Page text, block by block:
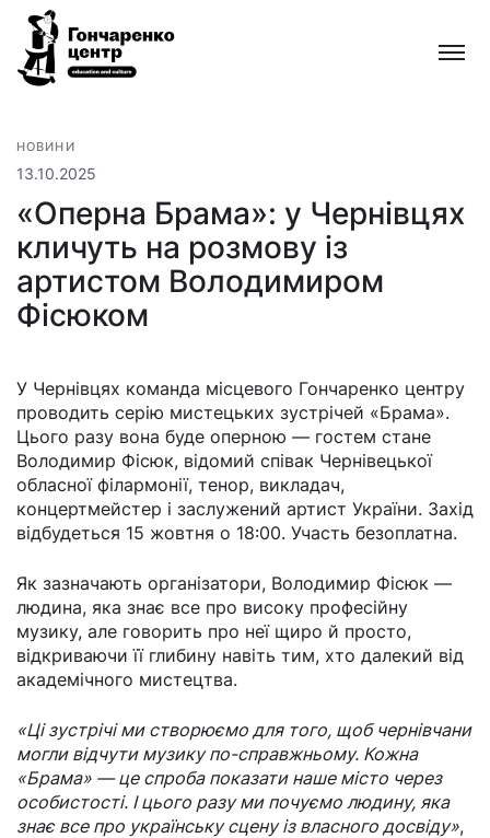
Гончаренко
центр
безкоштовних
відкритих
освітньо-
культурних
просторів
НОВИНИ
13.10.2025
«Оперна Брама»: у Чернівцях
кличуть на розмову із
артистом Володимиром
Фісюком
У Чернівцях команда місцевого Гончаренко центру
проводить серію мистецьких зустрічей «Брама».
Цього разу вона буде оперною — гостем стане
Володимир Фісюк, відомий співак Чернівецької
обласної філармонії, тенор, викладач,
концертмейстер і заслужений артист України. Захід
відбудеться 15 жовтня о 18:00. Участь безоплатна.
Як зазначають організатори, Володимир Фісюк —
людина, яка знає все про високу професійну
музику, але говорить про неї щиро й просто,
відкриваючи її глибину навіть тим, хто далекий від
академічного мистецтва.
«Ці зустрічі ми створюємо для того, щоб чернівчани
могли відчути музику по-справжньому. Кожна
«Брама» — це спроба показати наше місто через
особистості. І цього разу ми почуємо людину, яка
знає все про українську сцену із власного досвіду»,